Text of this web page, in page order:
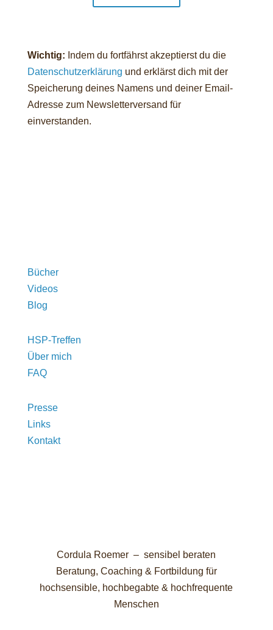
Wichtig: Indem du fortfährst akzeptierst du die
Datenschutzerklärung und erklärst dich mit der
Speicherung deines Namens und deiner Email-
Adresse zum Newsletterversand für
einverstanden.
Bücher
Videos
Blog
HSP-Treffen
Über mich
FAQ
Presse
Links
Kontakt
Cordula Roemer – sensibel beraten
Beratung, Coaching & Fortbildung für
hochsensible, hochbegabte & hochfrequente
Menschen